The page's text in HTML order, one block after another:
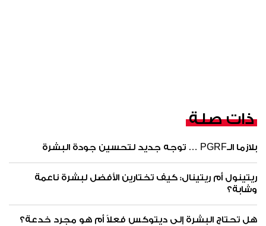
ذات صلة
بلازما الـPGRF … توجه جديد لتحسين جودة البشرة
ريتينول أم ريتينال: كيف تختارين الأفضل لبشرة ناعمة
وشابة؟
هل تحتاج البشرة إلى ديتوكس فعلاً أم هو مجرد خدعة؟